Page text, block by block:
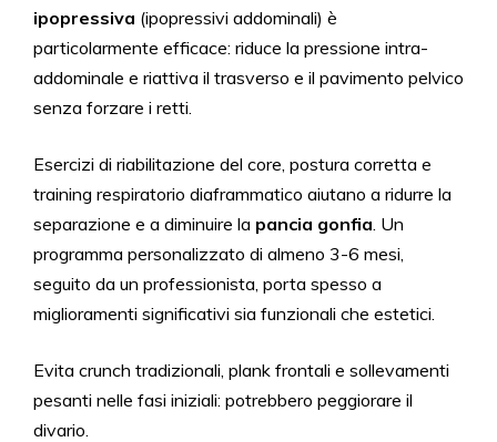
ipopressiva (ipopressivi addominali) è
particolarmente efficace: riduce la pressione intra-
addominale e riattiva il trasverso e il pavimento pelvico
senza forzare i retti.
Esercizi di riabilitazione del core, postura corretta e
training respiratorio diaframmatico aiutano a ridurre la
separazione e a diminuire la pancia gonfia. Un
programma personalizzato di almeno 3-6 mesi,
seguito da un professionista, porta spesso a
miglioramenti significativi sia funzionali che estetici.
Evita crunch tradizionali, plank frontali e sollevamenti
pesanti nelle fasi iniziali: potrebbero peggiorare il
divario.